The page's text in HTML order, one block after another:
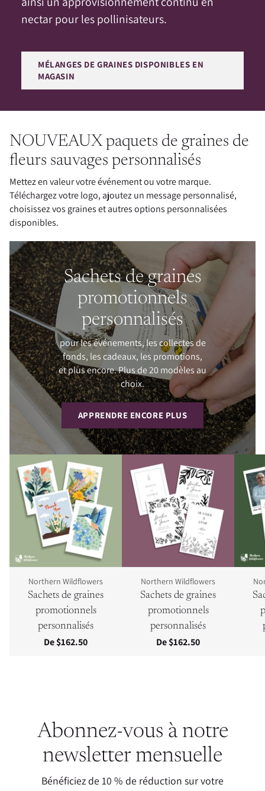
nectar pour les pollinisateurs.
MÉLANGES DE GRAINES DISPONIBLES EN
MAGASIN
NOUVEAUX paquets de graines de
fleurs sauvages personnalisés
Mettez en valeur votre événement ou votre marque.
Téléchargez votre logo, ajoutez un message personnalisé,
choisissez vos graines et autres options personnalisées
disponibles.
Sachets de graines
promotionnels
personnalisés
pour les événements, les collectes de
fonds, les cadeaux, les promotions,
et plus encore. Plus de 20 modèles au
choix.
APPRENDRE ENCORE PLUS
Northern Wildflowers
Sachets de graines
promotionnels
personnalisés
De $162.50
Northern Wildflowers
Sachets de graines
promotionnels
personnalisés
De $162.50
Abonnez-vous à notre
newsletter mensuelle
Bénéficiez de 10 % de réduction sur votre